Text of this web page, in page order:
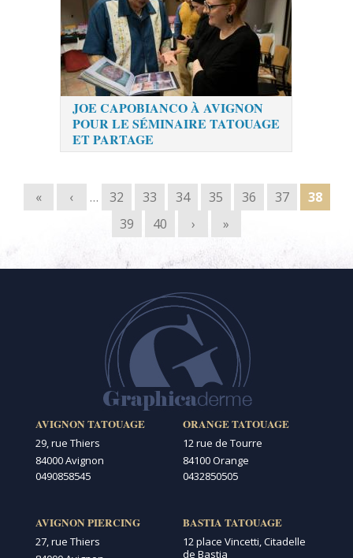
JOE CAPOBIANCO À AVIGNON
POUR LE SÉMINAIRE TATOUAGE
ET PARTAGE
Pages
« ‹ … 32 33 34 35 36 37
38
39
40 › »
AVIGNON TATOUAGE
29, rue Thiers
84000 Avignon
0490858545
AVIGNON PIERCING
27, rue Thiers
ORANGE TATOUAGE
12 rue de Tourre
84100 Orange
0432850505
BASTIA TATOUAGE
12 place Vincetti, Citadelle
de Bastia